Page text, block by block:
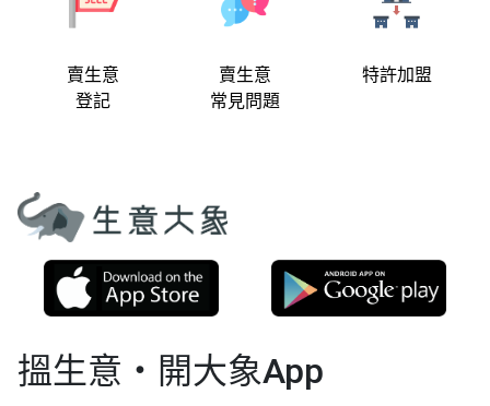
賣生意
登記
賣生意
常見問題
特許加盟
搵生意‧開大象App